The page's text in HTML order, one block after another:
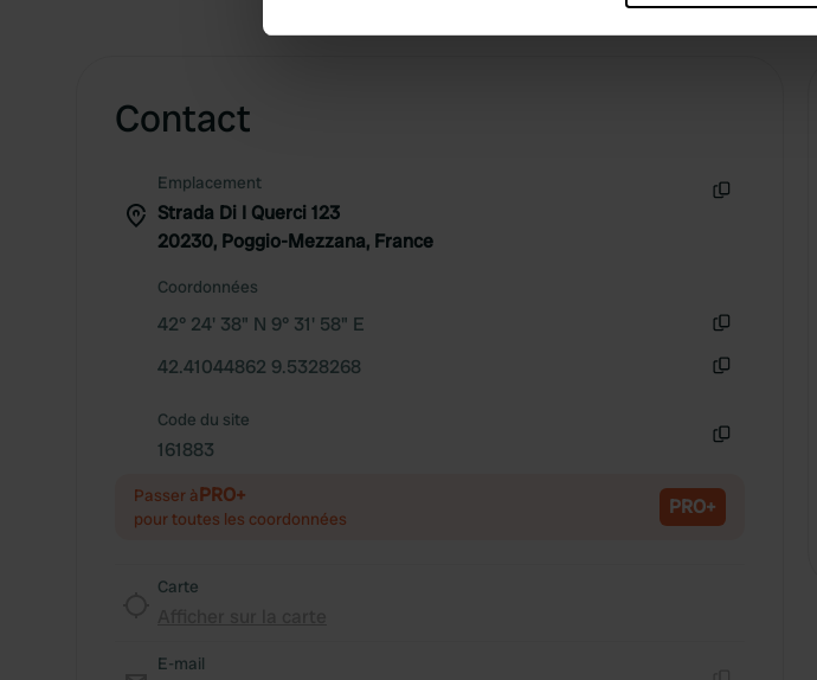
other information that you’ve provided to them or that they’ve
Contact
Emplacement
Strada Di I Querci 123
20230, Poggio-Mezzana, France
Coordonnées
42° 24' 38" N 9° 31' 58" E
42.41044862 9.5328268
Code du site
161883
Passer àPRO+
pour toutes les coordonnées PRO+
Carte
E-mail